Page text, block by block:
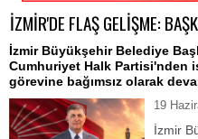
İZMİR'DE FLAŞ GELİŞME:
İzmir Büyükşehir Belediye
Cumhuriyet Halk Partisi'nden
görevine bağımsız olarak
19
İzmir